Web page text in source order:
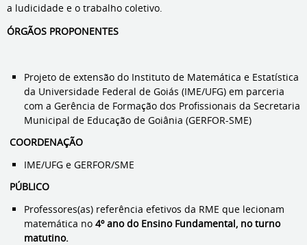
a ludicidade e o trabalho coletivo.
ÓRGÃOS PROPONENTES
Projeto de extensão do Instituto de Matemática e Estatística
da Universidade Federal de Goiás (IME/UFG) em parceria
com a Gerência de Formação dos Profissionais da Secretaria
Municipal de Educação de Goiânia (GERFOR-SME)
COORDENAÇÃO
IME/UFG e GERFOR/SME
PÚBLICO
Professores(as) referência efetivos da RME que lecionam
matemática no 4º ano do Ensino Fundamental, no turno
matutino.